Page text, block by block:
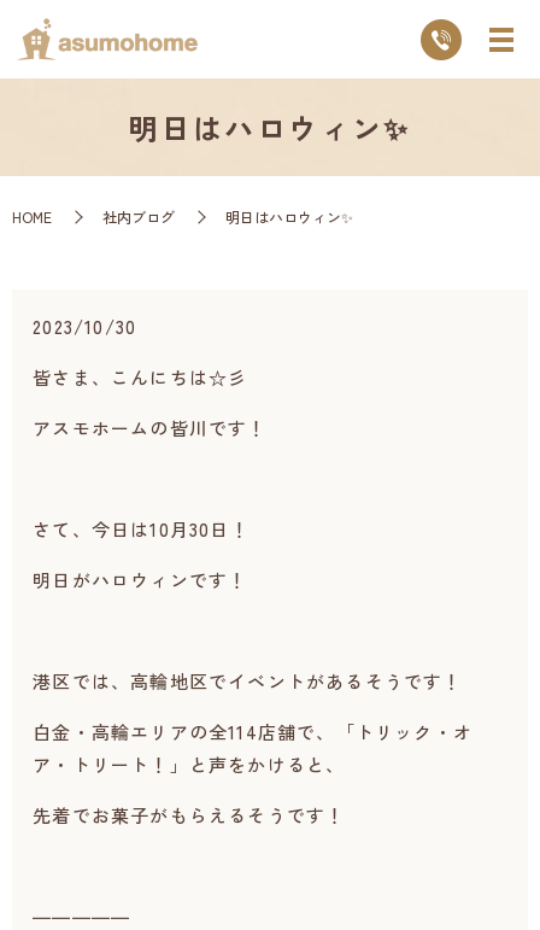
明日はハロウィン✨
HOME 社内ブログ 明日はハロウィン✨
2023/10/30
皆さま、こんにちは☆彡
アスモホームの皆川です！
さて、今日は10月30日！
明日がハロウィンです！
港区では、高輪地区でイベントがあるそうです！
白金・高輪エリアの全114店舗で、「トリック・オ
ア・トリート！」と声をかけると、
先着でお菓子がもらえるそうです！
―――――